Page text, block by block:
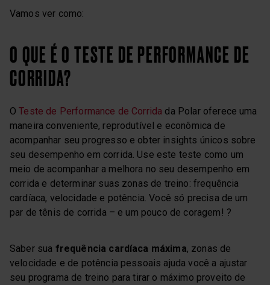
Vamos ver como:
O QUE É O TESTE DE PERFORMANCE DE
CORRIDA?
OTeste de Performance de Corrida da Polar oferece uma
maneira conveniente, reprodutível e econômica de
acompanhar seu progresso e obter insights únicos sobre
seu desempenho em corrida. Use este teste como um
meio de acompanhar a melhora no seu desempenho em
corrida e determinar suas zonas de treino: frequência
cardíaca, velocidade e potência. Você só precisa de um
par de tênis de corrida – e um pouco de coragem! ?
Saber sua frequência cardíaca máxima, zonas de
velocidade e de potência pessoais ajuda você a ajustar
seu programa de treino para tirar o máximo proveito de